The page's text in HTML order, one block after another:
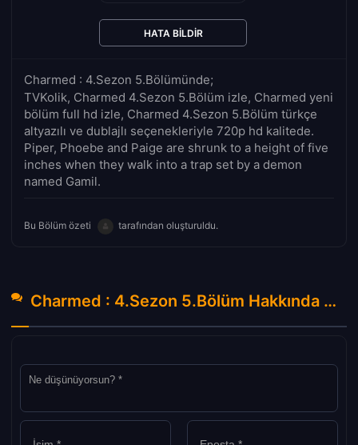
Charmed : 4.Sezon 5.Bölümünde;
TVKolik, Charmed 4.Sezon 5.Bölüm izle, Charmed yeni
bölüm full hd izle, Charmed 4.Sezon 5.Bölüm türkçe
altyazılı ve dublajlı seçenekleriyle 720p hd kalitede.
Piper, Phoebe and Paige are shrunk to a height of five
inches when they walk into a trap set by a demon
named Gamil.
Bu Bölüm özeti tarafından oluşturuldu.
HATA BILDIR
Charmed : 4.Sezon 5.Bölüm Hakkında Yorumlar